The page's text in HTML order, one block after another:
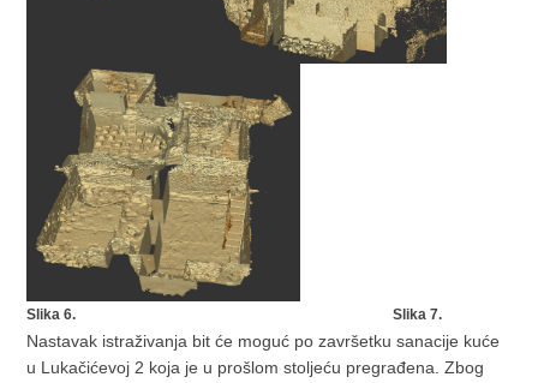
Slika 6. Slika 7.
Nastavak istraživanja bit će moguć po završetku sanacije kuće
u Lukačićevoj 2 koja je u prošlom stoljeću pregrađena. Zbog